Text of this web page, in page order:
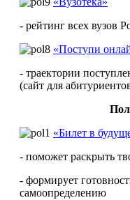
- рейтинг всех вузов
«Поступи
- траектории
(сайт для
«Билет в
- поможет раскрыть
- формирует
самоопределению